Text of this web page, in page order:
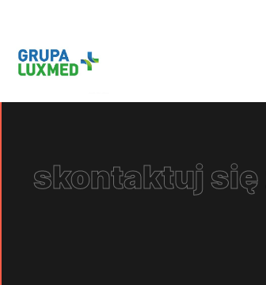
skontaktuj się